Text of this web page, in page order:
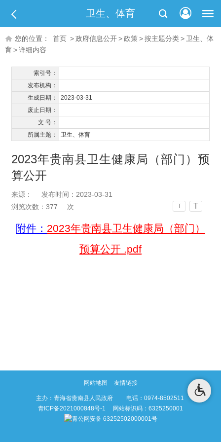
卫生、体育
您的位置： 首页 >政府信息公开>政策>按主题分类> 卫生、体
育>详细内容
索引号：
发布机构：
生成日期：
2023-03-31
废止日期：
文 号：
所属主题：
卫生、体育
2023年贵南县卫生健康局（部门）预
算公开
来源：
发布时间：2023-03-31
浏览次数： 377 次 T T
附件： 2023年贵南县卫生健康局（部门）
预算公开 .pdf
网站地图 友情链接
主办：青海省贵南县人民政府 电话：0974-8502511
青ICP备2021000848号-1 网站标识码：6325250001
青公网安备 63252502000001号